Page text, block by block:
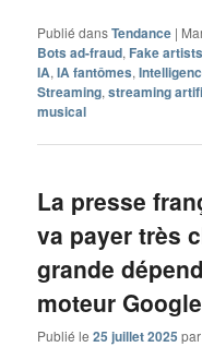
Publié dansTendance |
Bots ad-fraud, Fake artists
IA,IA fantômes,
Streaming,streaming
musical
La presse
va payer très
grande
moteur Google
Publié le25 juillet 2025